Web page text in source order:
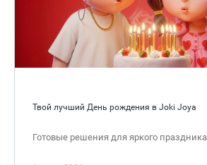
Твой лучший День рождения в Joki Joya
Готовые решения для яркого праздника